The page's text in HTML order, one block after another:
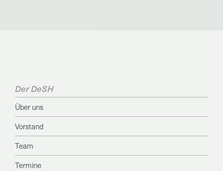
Der DeSH
Über uns
Vorstand
Team
Termine